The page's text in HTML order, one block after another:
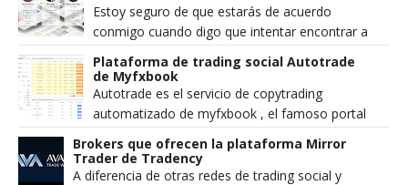
Estoy seguro de que estarás de acuerdo
conmigo cuando digo que intentar encontrar a
los mejores traders de eToro para copiar no
es tan fáci...
Plataforma de trading social Autotrade
de Myfxbook
Autotrade es el servicio de copytrading
automatizado de myfxbook , el famoso portal
comunidad de trading. Esta revisión sólo se
centra en ...
Brokers que ofrecen la plataforma Mirror
Trader de Tradency
A diferencia de otras redes de trading social y